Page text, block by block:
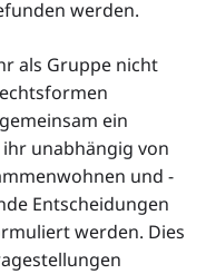
werden.
als Gruppe nicht
ein
unabhängig von
und -
Entscheidungen
werden. Dies